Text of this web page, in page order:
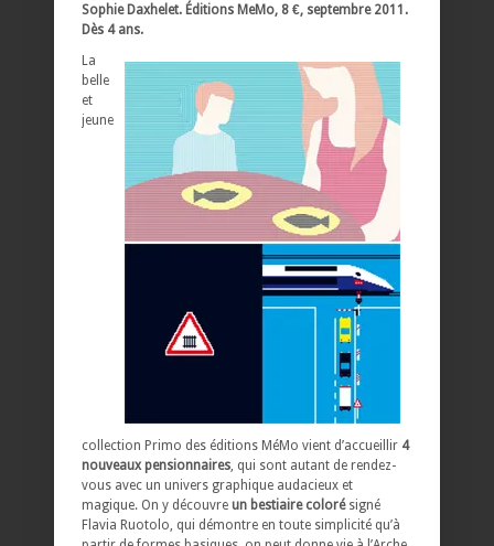
Sophie Daxhelet. Éditions MeMo, 8 €, septembre 2011.
Dès 4 ans.
La
belle
et
jeune
collection Primo des éditions MéMo vient d’accueillir 4
nouveaux pensionnaires, qui sont autant de rendez-
vous avec un univers graphique audacieux et
magique. On y découvre un bestiaire colorésigné
Flavia Ruotolo, qui démontre en toute simplicité qu’à